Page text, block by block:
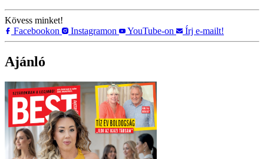
Kövess minket!
Facebookon
Instagramon YouTube-on Írj e-mailt!
Ajánló